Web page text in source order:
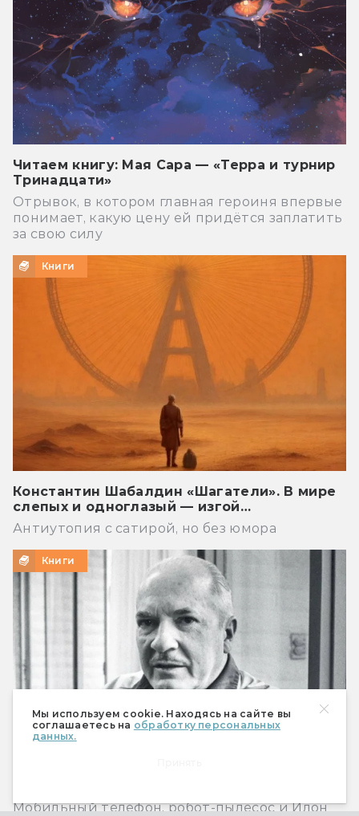
Мы используем cookie. Находясь на сайте вы
соглашаетесь на обработку персональных
данных.
Читаем книгу: Мая Сара — «Терра и турнир
Тринадцати»
Отрывок, в котором главная героиня впервые
понимает, какую цену ей придётся заплатить
за свою силу
Книги
Константин Шабалдин «Шагатели». В мире
слепых и одноглазый — изгой…
Антиутопия с сатирой, но без юмора
Книги
Мобильный телефон, робот-пылесос и Илон